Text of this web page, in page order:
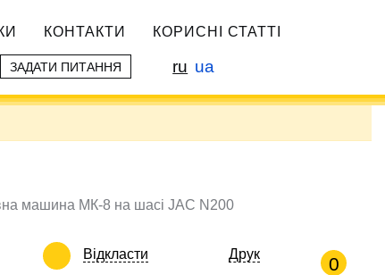
КОНТАКТИ КОРИСНІ СТАТТІ
ЗАДАТИ ПИТАННЯ ru ua
машина МК-8 на шасі JAC N200
Відкласти Друк 0